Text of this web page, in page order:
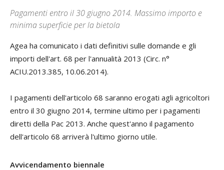
Pagamenti entro il 30 giugno 2014. Massimo importo e
minima superficie per la bietola
Agea ha comunicato i dati definitivi sulle domande e gli
importi dell'art. 68 per l'annualità 2013 (Circ. n°
ACIU.2013.385, 10.06.2014).
I pagamenti dell'articolo 68 saranno erogati agli agricoltori
entro il 30 giugno 2014, termine ultimo per i pagamenti
diretti della Pac 2013. Anche quest'anno il pagamento
dell'articolo 68 arriverà l'ultimo giorno utile.
Avvicendamento biennale